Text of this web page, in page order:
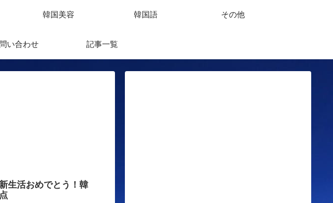
韓国美容 韓国語 その他
い合わせ 記事一覧
生活おめでとう！韓